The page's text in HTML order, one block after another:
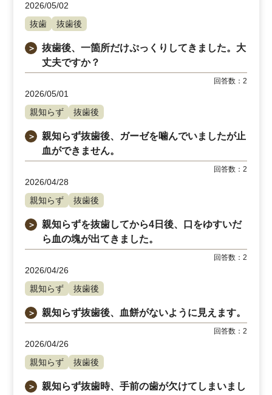
2026/05/02
抜歯
抜歯後
＞
抜歯後、一箇所だけぷっくりしてきました。大
丈夫ですか？
回答数：2
2026/05/01
親知らず
抜歯後
＞
親知らず抜歯後、ガーゼを噛んでいましたが止
血ができません。
回答数：2
2026/04/28
親知らず
抜歯後
＞
親知らずを抜歯してから4日後、口をゆすいだ
ら血の塊が出てきました。
回答数：2
2026/04/26
親知らず
抜歯後
＞ 親知らず抜歯後、血餅がないように見えます。
回答数：2
2026/04/26
親知らず
抜歯後
＞
親知らず抜歯時、手前の歯が欠けてしまいまし